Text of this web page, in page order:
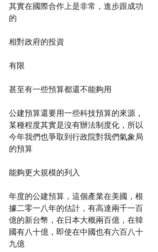
其實在國際合作上是非常，進步跟成功
的
相對政府的投資
有限
甚至有一些預算都還不能夠用
公建預算還要用一些科技預算的來源，
某種程度其實是沒有辦法制度化，所以
今年我們也爭取到行政院對我們氣象局
的預算
能夠更大規模的列入
年度的公建預算，這個產業在美國，根
據二零一八年的估計，有高達兩千一百
億的新台幣，在日本大概兩百億，在韓
國有八十億，即使在中國也有六百八十
九億